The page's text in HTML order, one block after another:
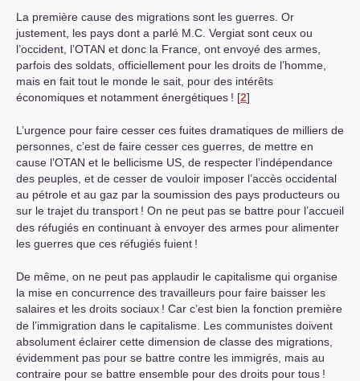
La première cause des migrations sont les guerres. Or
justement, les pays dont a parlé M.C. Vergiat sont ceux ou
l’occident, l’OTAN et donc la France, ont envoyé des armes,
parfois des soldats, officiellement pour les droits de l’homme,
mais en fait tout le monde le sait, pour des intérêts
économiques et notamment énergétiques ! [2]
L’urgence pour faire cesser ces fuites dramatiques de milliers de
personnes, c’est de faire cesser ces guerres, de mettre en
cause l’OTAN et le bellicisme US , de respecter l’indépendance
des peuples, et de cesser de vouloir imposer l’accès occidental
au pétrole et au gaz par la soumission des pays producteurs ou
sur le trajet du transport ! On ne peut pas se battre pour l’accueil
des réfugiés en continuant à envoyer des armes pour alimenter
les guerres que ces réfugiés fuient !
De même, on ne peut pas applaudir le capitalisme qui organise
la mise en concurrence des travailleurs pour faire baisser les
salaires et les droits sociaux ! Car c’est bien la fonction première
de l’immigration dans le capitalisme. Les communistes doivent
absolument éclairer cette dimension de classe des migrations,
évidemment pas pour se battre contre les immigrés, mais au
contraire pour se battre ensemble pour des droits pour tous !